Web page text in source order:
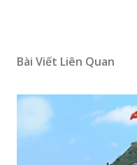
Bài Viết Liên Quan